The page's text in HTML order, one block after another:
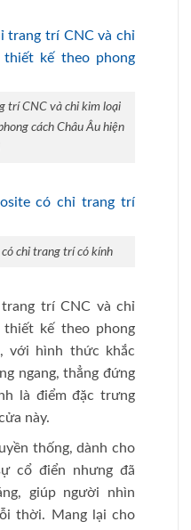
trí CNC và chỉ kim loại
cách Châu Âu hiện
chỉ trang trí có kính
trí CNC và chỉ
kế theo phong
với hình thức khắc
ngang, thẳng đứng
là điểm đặc trưng
này.
thống, dành cho
cổ điển nhưng đã
giúp người nhìn
thời. Mang lại cho